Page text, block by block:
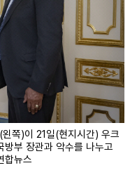
쪽)이 21일(현지시간) 우크
방부 장관과 악수를 나누고
합뉴스